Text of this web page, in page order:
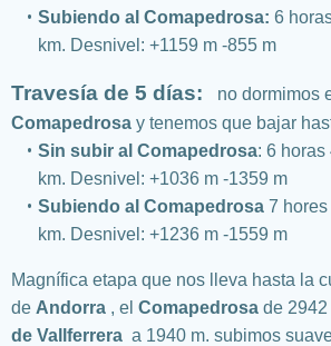
Subiendo al Comapedrosa: 6
km. Desnivel: +1159 m -855 m
Travesía de 5 días: no dormimos
Comapedrosa y tenemos que bajar
Sin subir al Comapedrosa: 6 horas
km. Desnivel: +1036 m -1359 m
Subiendo al Comapedrosa 7 hores
km. Desnivel: +1236 m -1559 m
Magnífica etapa que nos lleva hasta la
de Andorra , el Comapedrosa de 2942
de Vallferrera a 1940 m. subimos